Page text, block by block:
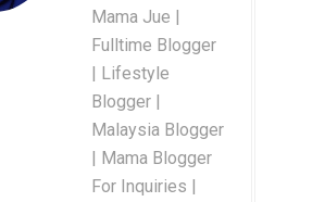
Mama Jue |
Fulltime Blogger
| Lifestyle
Blogger |
Malaysia Blogger
| Mama Blogger
For Inquiries |